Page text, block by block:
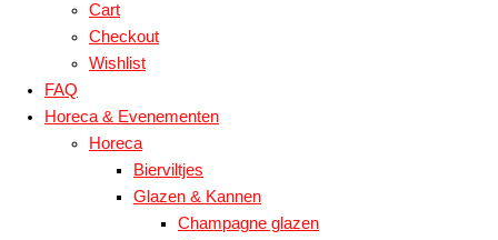
Cart
Checkout
Wishlist
FAQ
Horeca & Evenementen
Horeca
Bierviltjes
Glazen & Kannen
Champagne glazen